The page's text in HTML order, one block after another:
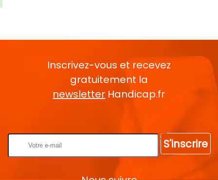
Inscrivez-vous et recevez
gratuitement la
newsletter Handicap.fr
S'inscrire